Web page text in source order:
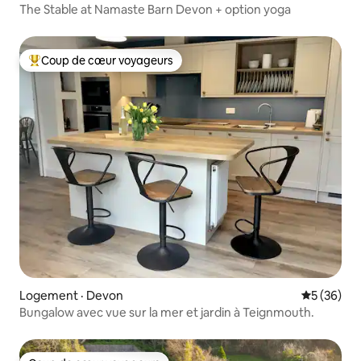
The Stable at Namaste Barn Devon + option yoga
Coup de cœur voyageurs parmi les plus aimés
Coup de cœur voyageurs
Logement · Devon Note
5 (36)
Bungalow avec vue sur la mer et jardin à Teignmouth.